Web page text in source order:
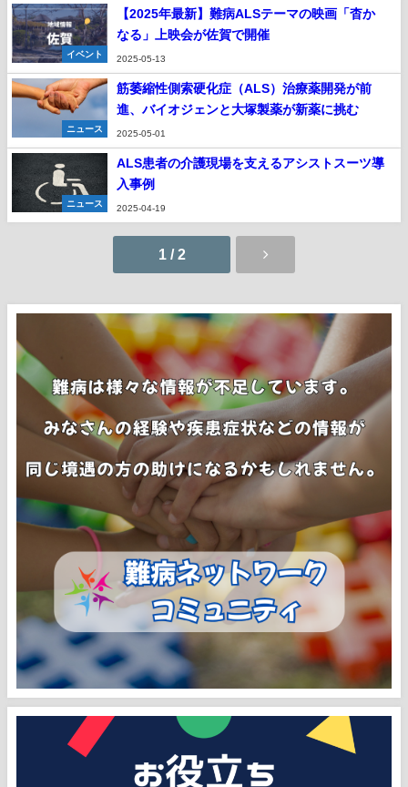
イベント
【2025年最新】難病ALSテーマの映画「杳か
なる」上映会が佐賀で開催
2025-05-13
ニュース
筋萎縮性側索硬化症（ALS）治療薬開発が前
進、バイオジェンと大塚製薬が新薬に挑む
2025-05-01
ニュース
ALS患者の介護現場を支えるアシストスーツ導
入事例
2025-04-19
1 / 2